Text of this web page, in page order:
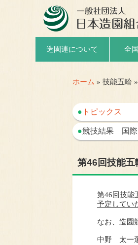
造園連について 全
ホーム » 技能五輪
● トピックス
●競技結果 国際
第46回技能五
第46回技能
予定してい
なお、造園
中野 太一